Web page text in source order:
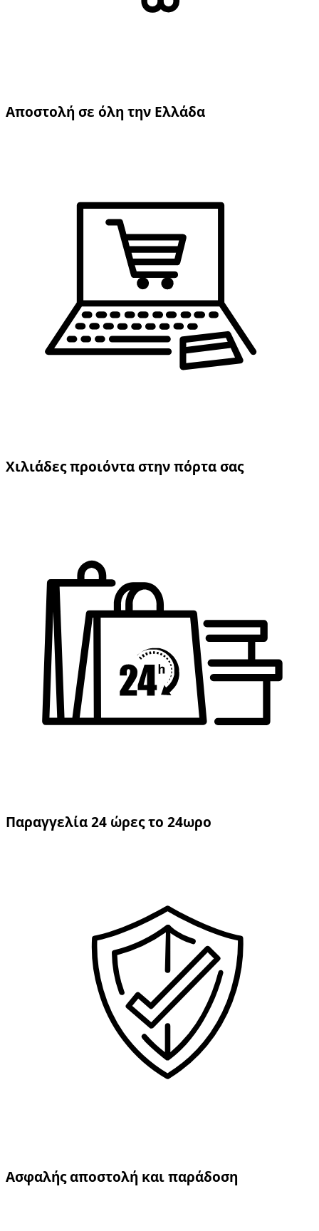
Αποστολή σε όλη την Ελλάδα
Χιλιάδες προιόντα στην πόρτα σας
Παραγγελία 24 ώρες το 24ωρο
Ασφαλής αποστολή και παράδοση